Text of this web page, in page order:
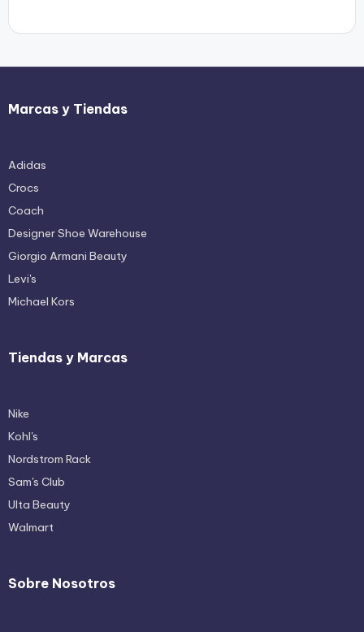
Marcas y Tiendas
Adidas
Crocs
Coach
Designer Shoe Warehouse
Giorgio Armani Beauty
Levi's
Michael Kors
Tiendas y Marcas
Nike
Kohl's
Nordstrom Rack
Sam's Club
Ulta Beauty
Walmart
Sobre Nosotros